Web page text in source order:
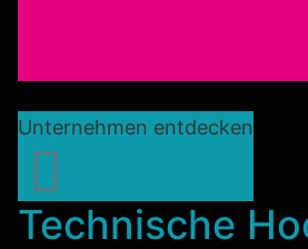
Unternehmen entdecken
Technische